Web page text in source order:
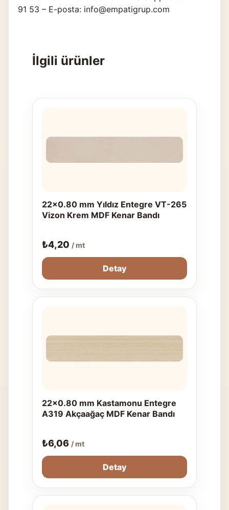
91 53 – E-posta: info@empatigrup.com
İlgili ürünler
22x0.80 mm Yıldız Entegre VT-265
Vizon Krem MDF Kenar Bandı
₺4,20 / mt
Detay
22x0.80 mm Kastamonu Entegre
A319 Akçaağaç MDF Kenar Bandı
₺6,06 / mt
Detay